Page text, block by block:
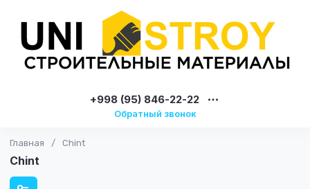
+998 (95) 846-22-22
Обратный звонок
Главная / Chint
Chint